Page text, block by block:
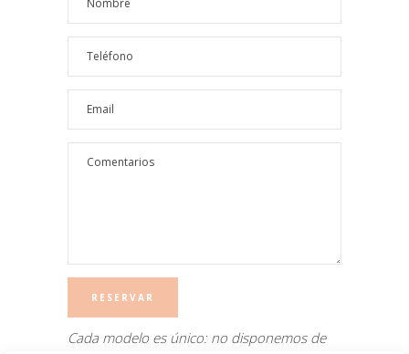
Cada modelo es único: no disponemos de